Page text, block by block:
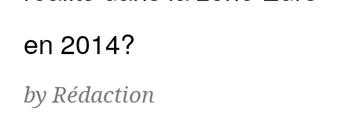
en 2014?
by Rédaction